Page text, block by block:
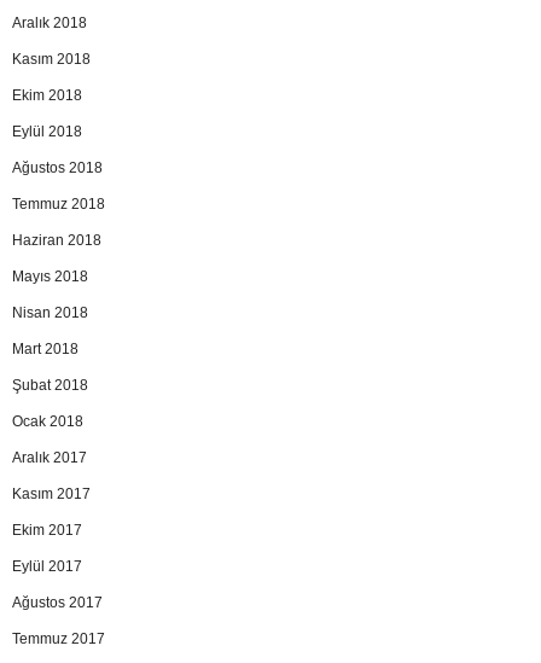
Aralık 2018
Kasım 2018
Ekim 2018
Eylül 2018
Ağustos 2018
Temmuz 2018
Haziran 2018
Mayıs 2018
Nisan 2018
Mart 2018
Şubat 2018
Ocak 2018
Aralık 2017
Kasım 2017
Ekim 2017
Eylül 2017
Ağustos 2017
Temmuz 2017